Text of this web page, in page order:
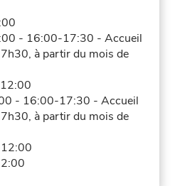
- 16:00-17:30 -Accueil
à partir du mois de
- 16:00-17:30 -Accueil
à partir du mois de